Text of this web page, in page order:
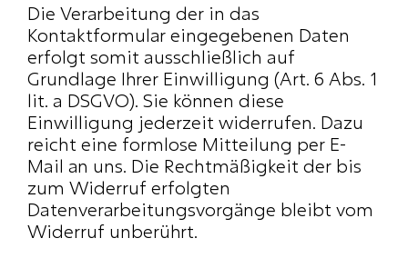
Die Verarbeitung der in das
Kontaktformular eingegebenen Daten
erfolgt somit ausschließlich auf
Grundlage Ihrer Einwilligung (Art. 6 Abs. 1
lit. a DSGVO). Sie können diese
Einwilligung jederzeit widerrufen. Dazu
reicht eine formlose Mitteilung per E-
Mail an uns. Die Rechtmäßigkeit der bis
zum Widerruf erfolgten
Datenverarbeitungsvorgänge bleibt vom
Widerruf unberührt.